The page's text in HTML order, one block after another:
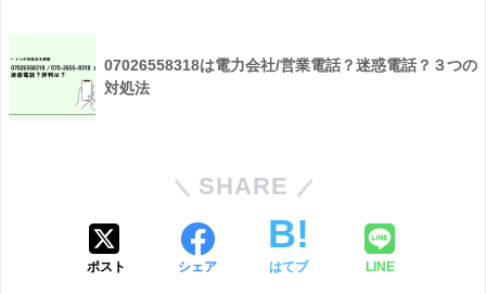
07026558318は電力会社/営業電話？迷惑電話？３つの
対処法
SHARE
ポスト シェア はてブ LINE